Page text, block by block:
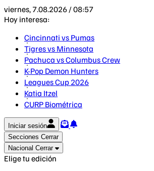
viernes, 7.08.2026 / 08:57
Hoy interesa:
Cincinnati vs Pumas
Tigres vs Minnesota
Pachuca vs Columbus Crew
K-Pop Demon Hunters
Leagues Cup 2026
Katia Itzel
CURP Biométrica
Iniciar sesión
Secciones Cerrar
Nacional Cerrar
Elige tu edición